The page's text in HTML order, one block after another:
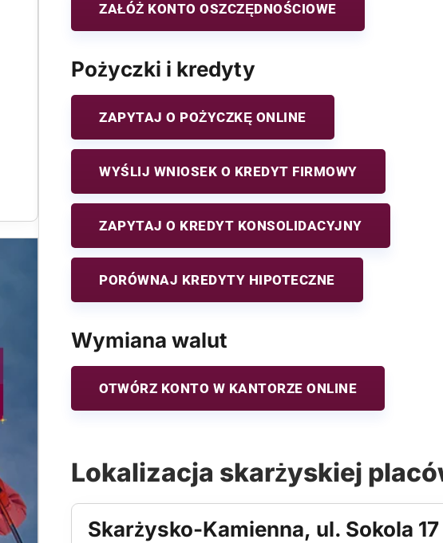
ZAŁÓŻ KONTO OSZCZĘDNOŚCIOWE
Pożyczki i kredyty
ZAPYTAJ O POŻYCZKĘ ONLINE
WYŚLIJ WNIOSEK O KREDYT FIRMOWY
ZAPYTAJ O KREDYT KONSOLIDACYJNY
PORÓWNAJ KREDYTY HIPOTECZNE
Wymiana walut
OTWÓRZ KONTO W KANTORZE ONLINE
Lokalizacja skarżyskiej
Skarżysko-Kamienna, ul. Sokola 17